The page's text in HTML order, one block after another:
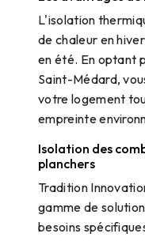
L'isolation
de chaleur en
en été. En optant
Saint-Médard,
votre logement
empreinte
Isolation des
planchers
Tradition
gamme de
besoins